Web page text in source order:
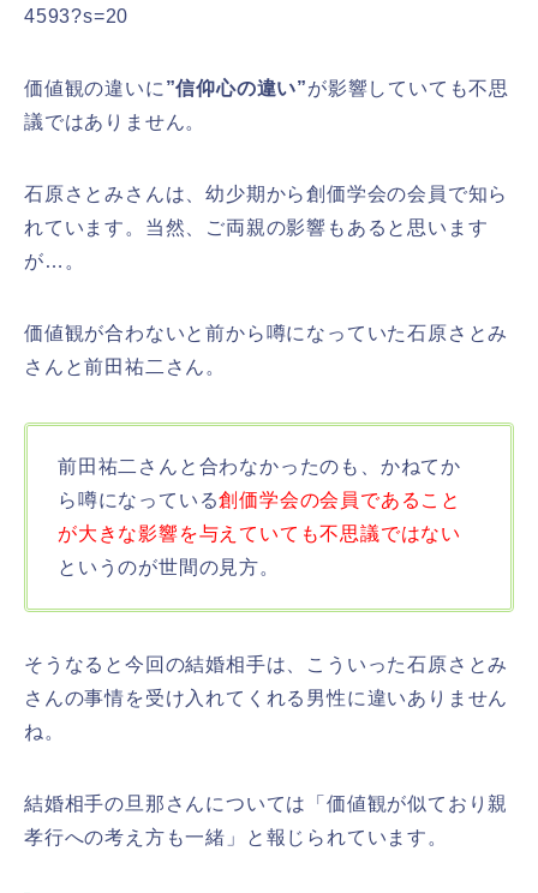
4593?s=20
価値観の違いに ”信仰心の違い”が影響していても不思
議ではありません。
石原さとみさんは、幼少期から創価学会の会員で知ら
れています。当然、ご両親の影響もあると思います
が…。
価値観が合わないと前から噂になっていた石原さとみ
さんと前田祐二さん。
前田祐二さんと合わなかったのも、かねてか
ら噂になっている創価学会の会員であること
が大きな影響を与えていても不思議ではない
というのが世間の見方。
そうなると今回の結婚相手は、こういった石原さとみ
さんの事情を受け入れてくれる男性に違いありません
ね。
結婚相手の旦那さんについては「価値観が似ており親
孝行への考え方も一緒」と報じられています。